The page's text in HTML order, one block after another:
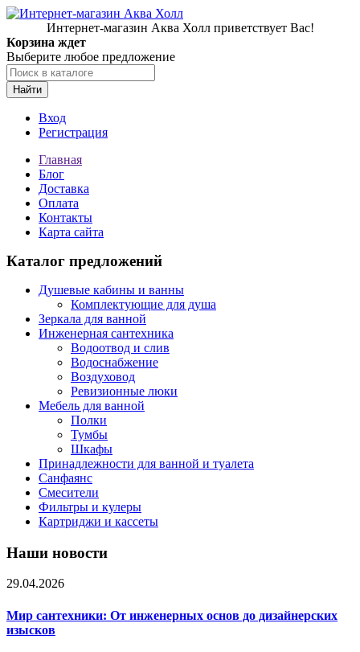
Интернет-магазин Аква Холл приветствует Вас!
Корзина ждет
Выберите любое предложение
Найти
Вход
Регистрация
Главная
Блог
Доставка
Оплата
Контакты
Карта сайта
Каталог предложений
Душевые кабины и ванны
Комплектующие для душа
Зеркала для ванной
Инженерная сантехника
Водоотвод и слив
Водоснабжение
Воздуховод
Ревизионные люки
Мебель для ванной
Полки
Тумбы
Шкафы
Принадлежности для ванной и туалета
Санфаянс
Смесители
Фильтры и кулеры
Картриджи и кассеты
Наши новости
29.04.2026
Мир сантехники: От инженерных основ до дизайнерских
изысков